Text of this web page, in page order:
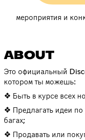
мероприятия и
ABOUT
Это официальный
котором ты можешь:
❖ Быть в курсе всех
❖ Предлагать идеи
багах;
❖ Продавать или